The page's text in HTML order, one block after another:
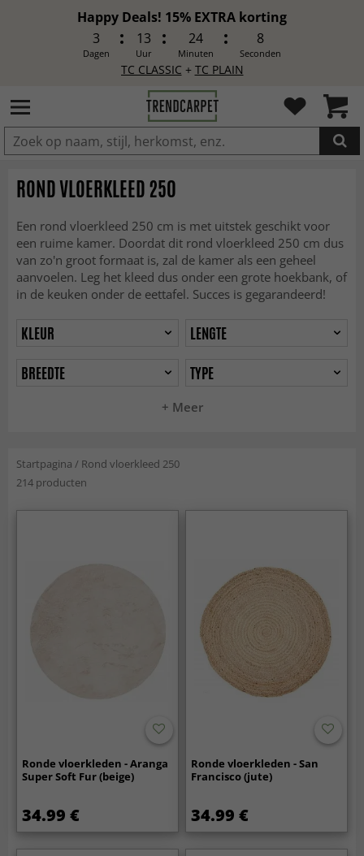
Happy Deals! 15% EXTRA korting
3
Dagen
13
Uur
24
Minuten
6
Seconden
TC CLASSIC + TC PLAIN
IN DE WINKELWAGEN GELEGD
ROND VLOERKLEED 250
Een rond vloerkleed 250 cm is met uitstek geschikt voor
een ruime kamer. Doordat dit rond vloerkleed 250 cm dus
van zo'n groot formaat is, zal de kamer als een geheel
aanvoelen. Leg het kleed dus onder een grote hoekbank, of
in de keuken onder de eettafel. Succes is gegarandeerd!
+ Meer
KLEUR
LENGTE
BREEDTE
TYPE
Startpagina / Rond vloerkleed 250
214 producten
Ronde vloerkleden - Aranga
Super Soft Fur (beige)
34.99 €
Ronde vloerkleden - San
Francisco (jute)
34.99 €